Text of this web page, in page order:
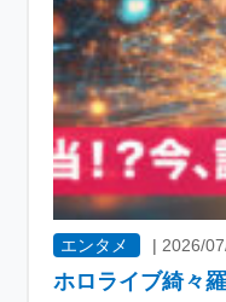
エンタメ |2026/
ホロライブ綺々